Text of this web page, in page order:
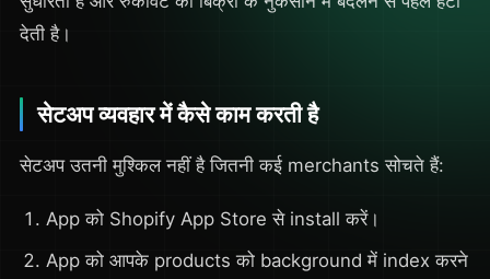
देती है।
सेटअप व्यवहार में कैसे काम करती है
सेटअप उतनी मुश्किल नहीं है जितनी कई merchants सोचते हैं:
App को Shopify App Store से install करें।
App को आपके products को background में index करने